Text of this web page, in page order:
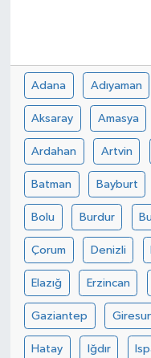
Adana Adıyaman
Aksaray Amasya
Ardahan Artvin
Batman Bayburt
Bolu Burdur
Çorum Denizli
Elazığ Erzincan
Gaziantep
Hatay Iğdır